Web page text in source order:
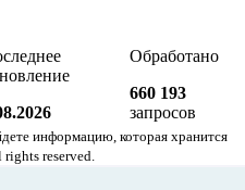
Обработано
660 193
запросов
информацию, которая хранится
rights reserved.